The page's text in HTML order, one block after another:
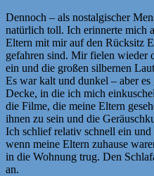
Dennoch – als nostalgischer
natürlich toll. Ich erinnerte mich
Eltern mit mir auf den Rücksitz
gefahren sind. Mir fielen wieder
ein und die großen silbernen
Es war kalt und dunkel – aber
Decke, in die ich mich
die Filme, die meine Eltern
ihnen zu sein und die
Ich schlief relativ schnell ein
wenn meine Eltern zuhause
in die Wohnung trug. Den
an.